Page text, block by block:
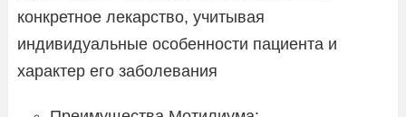
конкретное лекарство, учитывая
индивидуальные особенности пациента и
характер его заболевания